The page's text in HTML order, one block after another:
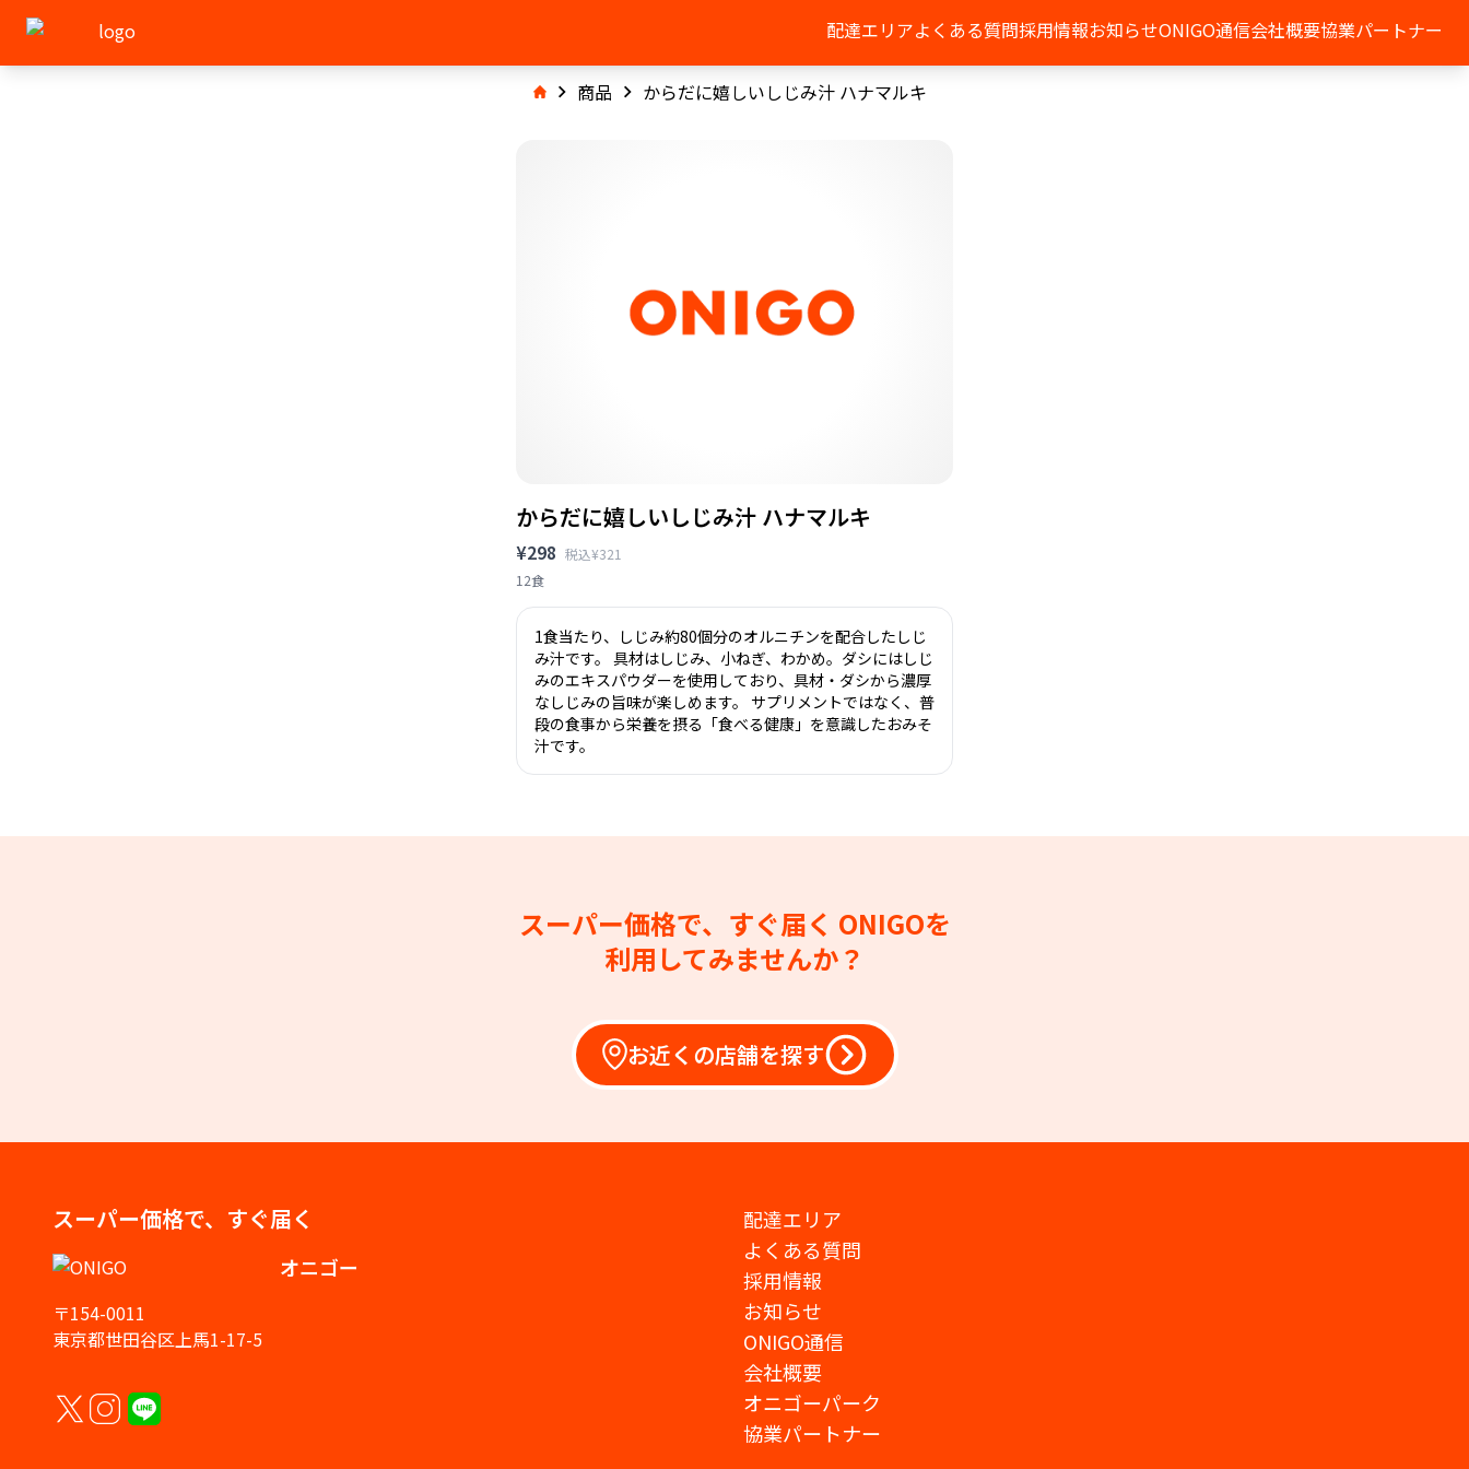
配達エリアよくある質問採用情報お知らせONIGO通信会社概要協業パートナー
商品 からだに嬉しいしじみ汁 ハナマルキ
からだに嬉しいしじみ汁 ハナマルキ
¥298 税込¥321
12食
1食当たり、しじみ約80個分のオルニチンを配合したしじ
み汁です。 具材はしじみ、小ねぎ、わかめ。ダシにはしじ
みのエキスパウダーを使用しており、具材・ダシから濃厚
なしじみの旨味が楽しめます。 サプリメントではなく、普
段の食事から栄養を摂る「食べる健康」を意識したおみそ
汁です。
スーパー価格で、すぐ届く ONIGOを
利用してみませんか？
お近くの店舗を探す
スーパー価格で、すぐ届く
オニゴー
〒154-0011
東京都世田谷区上馬1-17-5
配達エリア
よくある質問
採用情報
お知らせ
ONIGO通信
会社概要
オニゴーパーク
協業パートナー